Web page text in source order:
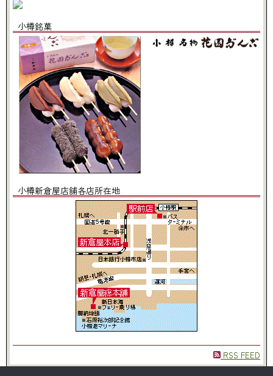
小樽銘菓
小樽新倉屋店舗各店所在地
RSS FEED